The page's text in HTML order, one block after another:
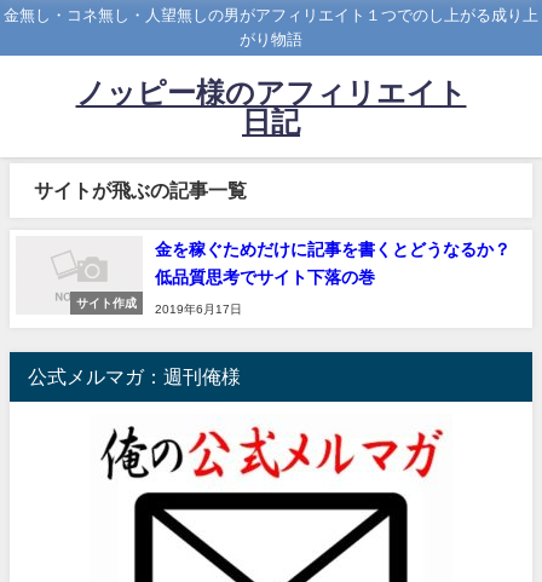
金無し・コネ無し・人望無しの男がアフィリエイト１つでのし上がる成り上
がり物語
ノッピー様のアフィリエイト
日記
サイトが飛ぶの記事一覧
サイト作成
金を稼ぐためだけに記事を書くとどうなるか？
低品質思考でサイト下落の巻
2019年6月17日
公式メルマガ：週刊俺様